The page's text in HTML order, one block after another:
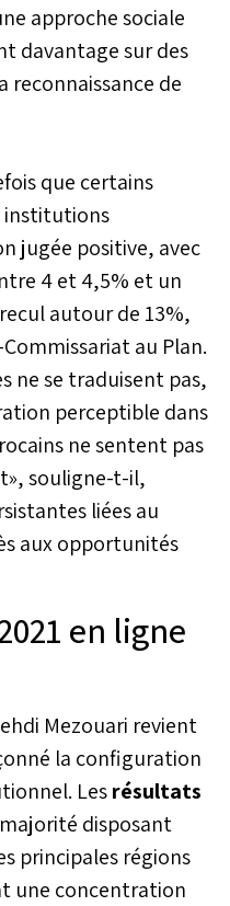
approche sociale
davantage sur des
reconnaissance de
que certains
institutions
jugée positive, avec
4 et 4,5% et un
autour de 13%,
au Plan.
ne se traduisent pas,
perceptible dans
ne sentent pas
souligne-t-il,
liées au
aux opportunités
en ligne
Mezouari revient
la configuration
Lesrésultats
disposant
principales régions
une concentration